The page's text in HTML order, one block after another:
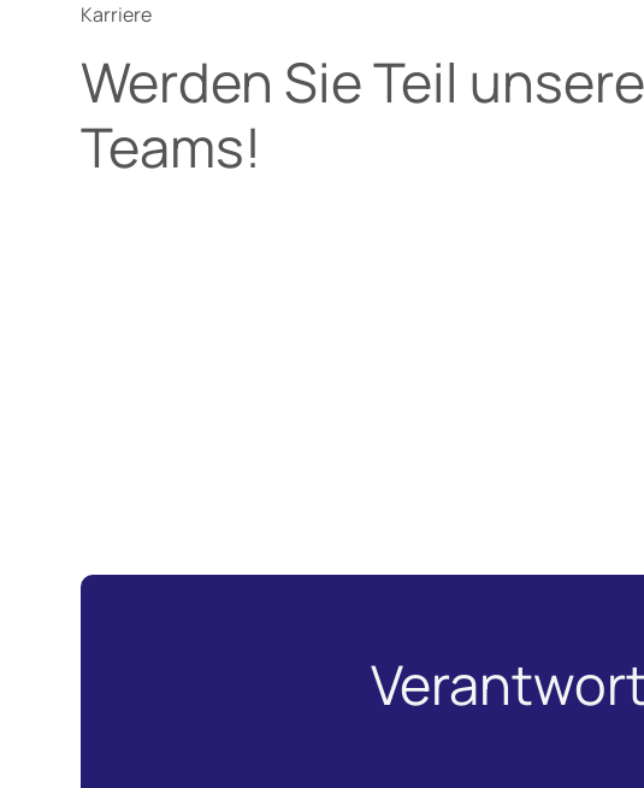
Karriere
Werden Sie Teil
Teams!